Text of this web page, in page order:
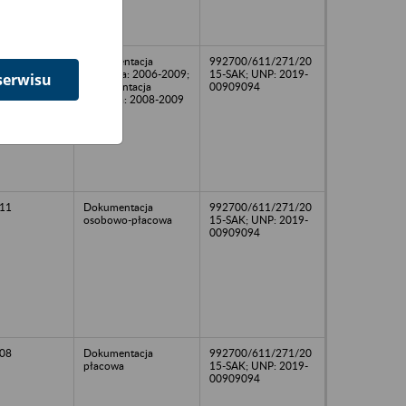
Dokumentacja
osobowa: 2006-2009;
dokumentacja
płacowa: 2008-2009
992700/611/271/20
15-SAK; UNP: 2019-
00909094
Dokumentacja
osobowo-płacowa
992700/611/271/20
15-SAK; UNP: 2019-
00909094
Dokumentacja
płacowa
992700/611/271/20
15-SAK; UNP: 2019-
00909094